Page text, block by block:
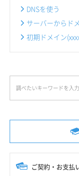
ご契約・お支払
DNSを使う
サーバーからド
初期ドメイン